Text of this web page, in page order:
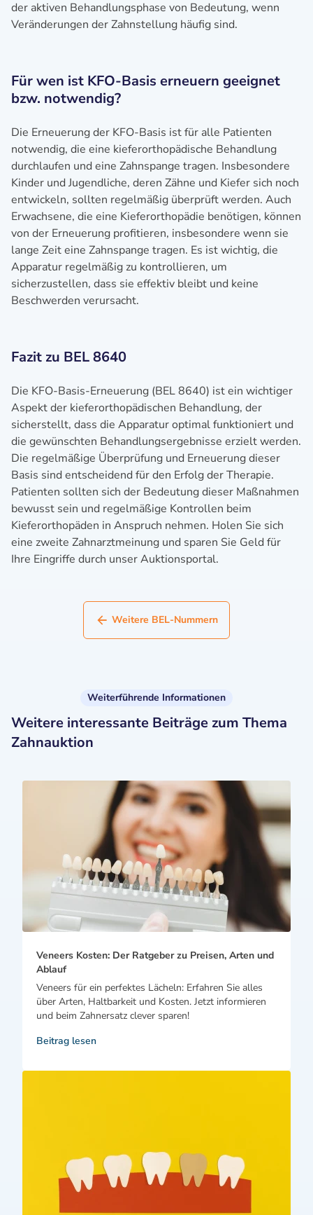
der aktiven Behandlungsphase von Bedeutung, wenn
Veränderungen der Zahnstellung häufig sind.
Für wen ist KFO-Basis erneuern geeignet
bzw. notwendig?
Die Erneuerung der KFO-Basis ist für alle Patienten
notwendig, die eine kieferorthopädische Behandlung
durchlaufen und eine Zahnspange tragen. Insbesondere
Kinder und Jugendliche, deren Zähne und Kiefer sich noch
entwickeln, sollten regelmäßig überprüft werden. Auch
Erwachsene, die eine Kieferorthopädie benötigen, können
von der Erneuerung profitieren, insbesondere wenn sie
lange Zeit eine Zahnspange tragen. Es ist wichtig, die
Apparatur regelmäßig zu kontrollieren, um
sicherzustellen, dass sie effektiv bleibt und keine
Beschwerden verursacht.
Fazit zu BEL 8640
Die KFO-Basis-Erneuerung (BEL 8640) ist ein wichtiger
Aspekt der kieferorthopädischen Behandlung, der
sicherstellt, dass die Apparatur optimal funktioniert und
die gewünschten Behandlungsergebnisse erzielt werden.
Die regelmäßige Überprüfung und Erneuerung dieser
Basis sind entscheidend für den Erfolg der Therapie.
Patienten sollten sich der Bedeutung dieser Maßnahmen
bewusst sein und regelmäßige Kontrollen beim
Kieferorthopäden in Anspruch nehmen. Holen Sie sich
eine zweite Zahnarztmeinung und sparen Sie Geld für
Ihre Eingriffe durch unser Auktionsportal.
Weitere BEL-Nummern
Weiterführende Informationen
Weitere interessante Beiträge zum Thema
Zahnauktion
Veneers Kosten: Der Ratgeber zu Preisen, Arten und
Ablauf
Veneers für ein perfektes Lächeln: Erfahren Sie alles
über Arten, Haltbarkeit und Kosten. Jetzt informieren
und beim Zahnersatz clever sparen!
Beitrag lesen